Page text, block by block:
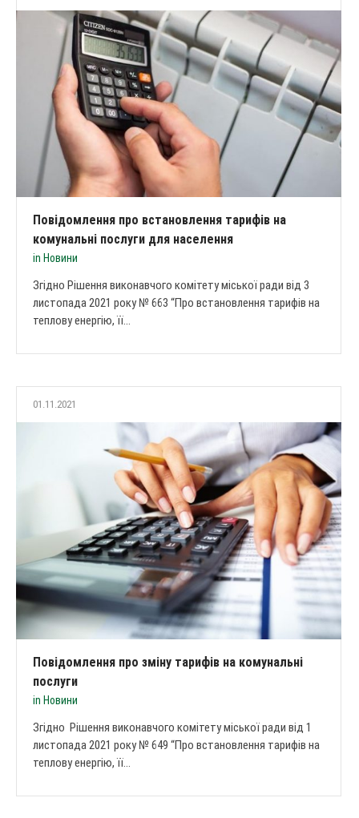
Повідомлення про встановлення тарифів на
комунальні послуги для населення
in Новини
Згідно Рішення виконавчого комітету міської ради від 3
листопада 2021 року № 663 “Про встановлення тарифів на
теплову енергію, її...
01.11.2021
Повідомлення про зміну тарифів на комунальні
послуги
in Новини
Згідно Рішення виконавчого комітету міської ради від 1
листопада 2021 року № 649 “Про встановлення тарифів на
теплову енергію, її...